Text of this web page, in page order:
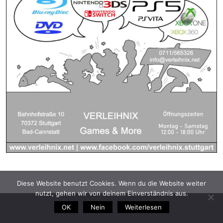
Diese Website benutzt Cookies. Wenn du die Website weiter
nutzt, gehen wir von deinem Einverständnis aus.
OK
Nein Weiterlesen